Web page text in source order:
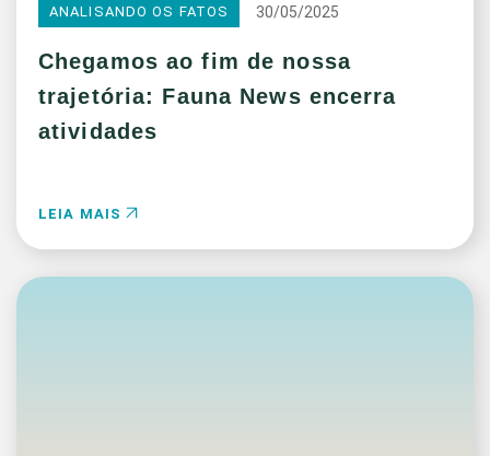
ANALISANDO OS FATOS 30/05/2025
Chegamos ao fim de nossa
trajetória: Fauna News encerra
atividades
LEIA MAIS